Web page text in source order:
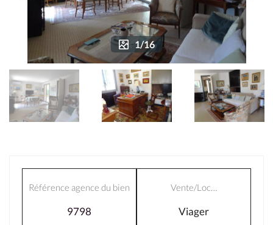
1/16
Référence agence du bien
9798
Vente/Loc…
Viager